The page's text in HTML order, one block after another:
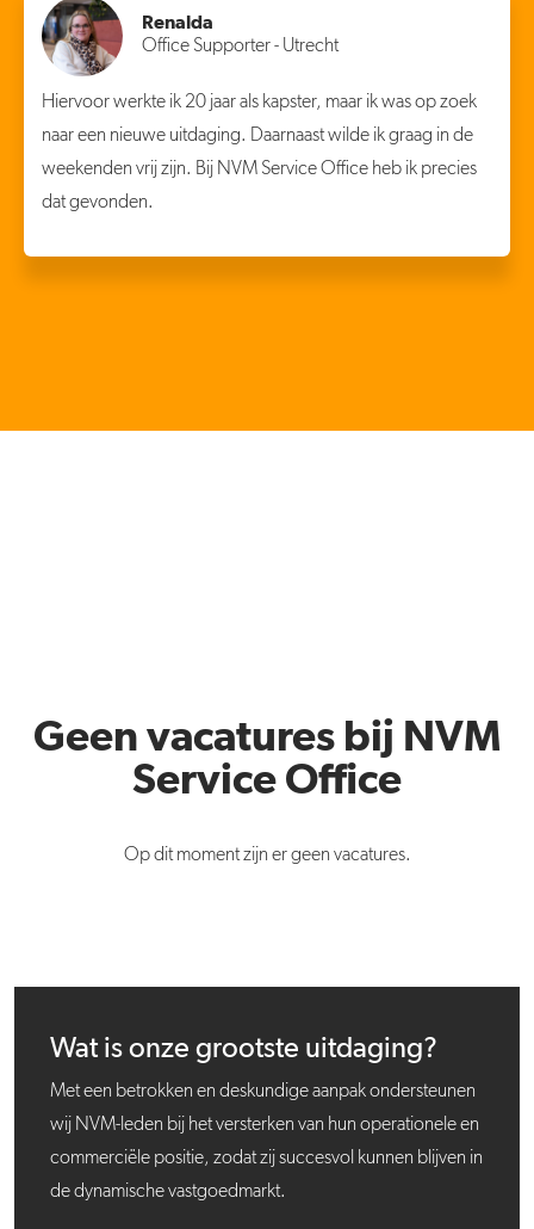
Renalda
Office Supporter - Utrecht
Hiervoor werkte ik 20 jaar als kapster, maar ik was op zoek
naar een nieuwe uitdaging. Daarnaast wilde ik graag in de
weekenden vrij zijn. Bij NVM Service Office heb ik precies
dat gevonden.
Geen vacatures bij NVM
Service Office
Op dit moment zijn er geen vacatures.
Wat is onze grootste uitdaging?
Met een betrokken en deskundige aanpak ondersteunen
wij NVM-leden bij het versterken van hun operationele en
commerciële positie, zodat zij succesvol kunnen blijven in
de dynamische vastgoedmarkt.